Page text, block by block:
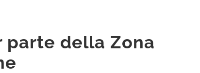
parte della Zona